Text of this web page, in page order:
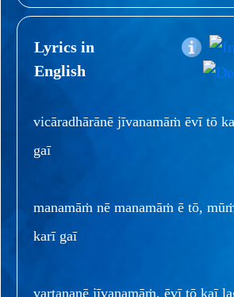
Lyrics in
English
vicāradhārānē jīvanamāṁ ēvī tō
gaī
manamāṁ nē manamāṁ ē tō,
karī gaī
vartananē jīvanamāṁ, ēvī tō kaī